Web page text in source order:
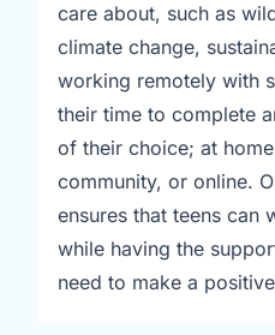
care about, such as
climate change,
working remotely with
their time to complete
of their choice; at
community, or online.
ensures that teens can
while having the
need to make a